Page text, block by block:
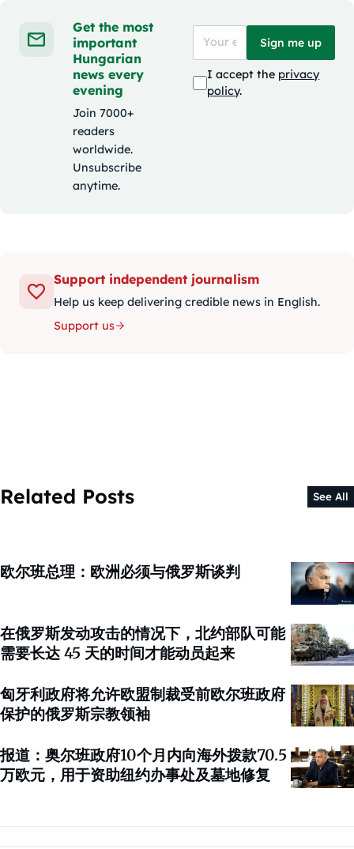
Get the most
important
Hungarian
news every
evening
Join 7000+
readers
worldwide.
Unsubscribe
anytime.
Sign me up
I accept the privacy
policy.
Support independent journalism
Help us keep delivering credible news in English.
Support us
Related Posts See All
欧尔班总理：欧洲必须与俄罗斯谈判
在俄罗斯发动攻击的情况下，北约部队可能
需要长达 45 天的时间才能动员起来
匈牙利政府将允许欧盟制裁受前欧尔班政府
保护的俄罗斯宗教领袖
报道：奥尔班政府10个月内向海外拨款70.5
万欧元，用于资助纽约办事处及墓地修复